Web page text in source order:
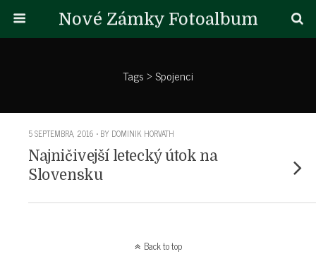
Nové Zámky Fotoalbum
Tags › Spojenci
5 SEPTEMBRA, 2016 • BY DOMINIK HORVATH
Najničivejší letecký útok na
Slovensku
Back to top